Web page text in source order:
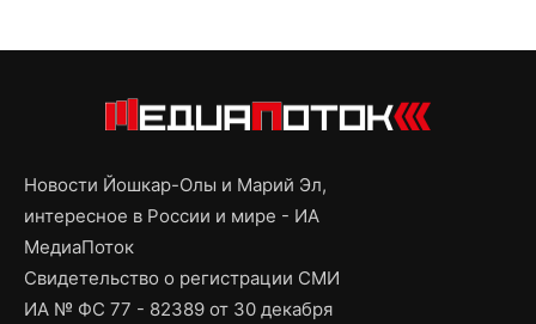
Новости Йошкар-Олы и Марий Эл,
интересное в России и мире - ИА
МедиаПоток
Свидетельство о регистрации СМИ
ИА № ФС 77 - 82389 от 30 декабря